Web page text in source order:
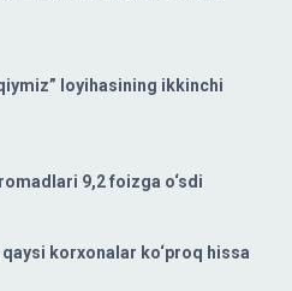
loyihasining ikkinchi
9,2 foizga o‘sdi
korxonalar ko‘proq hissa